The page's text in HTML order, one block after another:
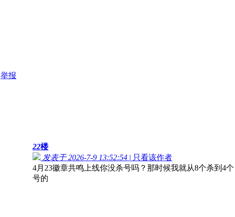
举报
22楼
发表于 2026-7-9 13:52:54 | 只看该作者
4月23徽章共鸣上线你没杀号吗？那时候我就从8个杀到4
号的